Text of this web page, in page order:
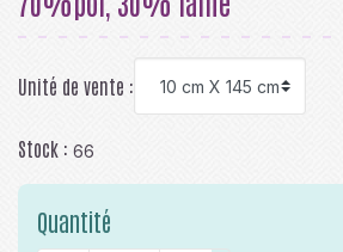
Unité de vente :
Stock : 66
Quantité